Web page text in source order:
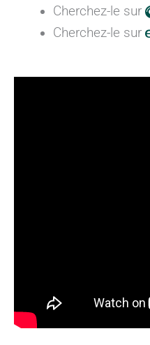
Cherchez-le sur
Cherchez-le sur